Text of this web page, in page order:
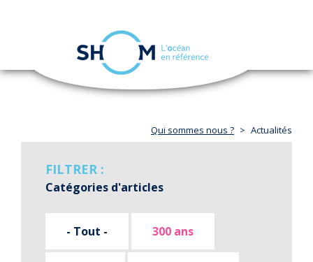
Aller
navigation
Qui sommes nous ? Actualités
FILTRER :
Catégories d'articles
- Tout - 300 ans